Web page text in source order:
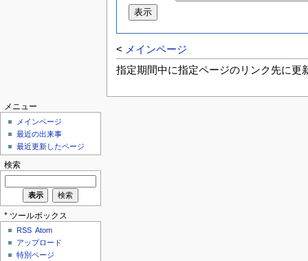
< メインページ
指定期間中に指定ページのリンク先に更
メニュー
メインページ
最近の出来事
最近更新したページ
検索
* ツールボックス
RSS Atom
アップロード
特別ページ